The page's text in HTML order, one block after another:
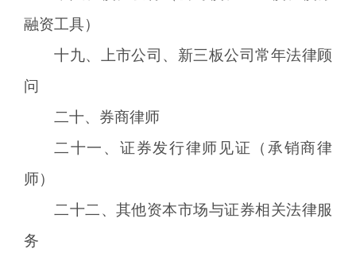
融资工具）
十九、上市公司、新三板公司常年法律顾
问
二十、券商律师
二十一、证券发行律师见证（承销商律
师）
二十二、其他资本市场与证券相关法律服
务